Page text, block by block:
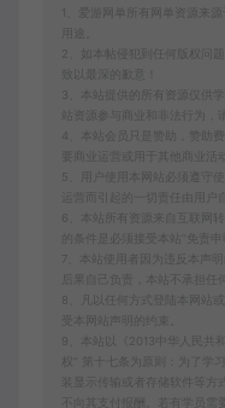
1、爱游网单所有网单资源来
2、如本帖侵犯到任何版权问
致以最深的歉意！
3、本站提供的所有资源仅供
站资源参与商业和非法行为，
4、本站会员只是赞助，赞助
要商业运营或用于其他商业活
5、用户使用本网站必须遵守
6、本站所有资源来自互联网
的条件是必须接受本站“免责
7、本站使用者因为违反本声
后果自己负责，本站不承担任
8、凡以任何方式登陆本网站
受本网站声明的约束。
9、本站以《2013中华人民共
权” 第十七条为原则：为了学
装显示传输或者存储软件等方
不向其支付报酬。若有学员需